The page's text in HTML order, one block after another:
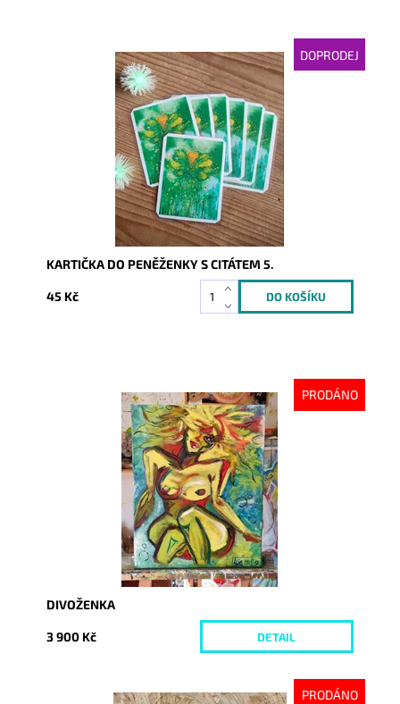
DOPRODEJ
Skladem
5860
KARTIČKA DO PENĚŽENKY S CITÁTEM 5.
45 Kč
PRODÁNO
Vyprodáno
6076
DIVOŽENKA
3 900 Kč DETAIL
PRODÁNO